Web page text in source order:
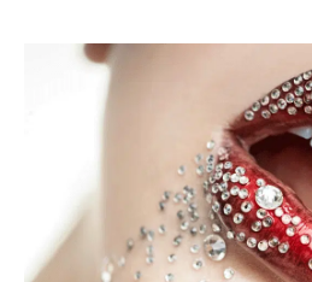
Technique
manipulation
marketing
digital
adore